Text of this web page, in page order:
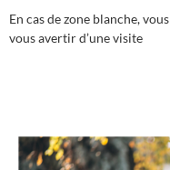
En cas de zone blanche,
vous avertir d’une visite